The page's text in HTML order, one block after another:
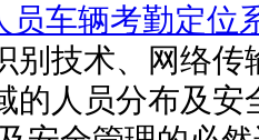
员车辆考勤定位
别技术、网络
的人员分布及